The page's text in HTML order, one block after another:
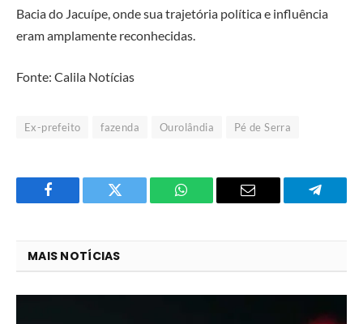
Bacia do Jacuípe, onde sua trajetória política e influência
eram amplamente reconhecidas.
Fonte: Calila Notícias
Ex-prefeito fazenda Ourolândia Pé de Serra
Facebook Twitter
O
E-
MAIS NOTÍCIAS